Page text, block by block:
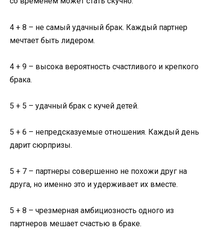
4 + 8 – не самый удачный брак. Каждый партнер
мечтает быть лидером.
4 + 9 – высока вероятность счастливого и крепкого
брака.
5 + 5 – удачный брак с кучей детей.
5 + 6 – непредсказуемые отношения. Каждый день
дарит сюрпризы.
5 + 7 – партнеры совершенно не похожи друг на
друга, но именно это и удерживает их вместе.
5 + 8 – чрезмерная амбициозность одного из
партнеров мешает счастью в браке.